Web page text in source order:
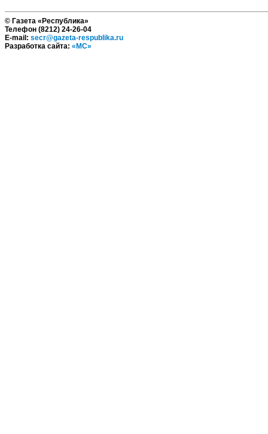
© Газета «Республика»
Телефон (8212) 24-26-04
E-mail: secr@gazeta-respublika.ru
Разработка сайта: «МС»